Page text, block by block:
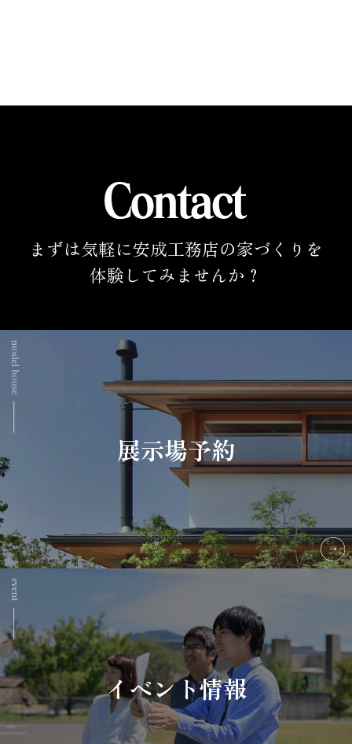
まずは気軽に安成工務店の家づくりを
体験してみませんか？
展示場予約
イベント情報